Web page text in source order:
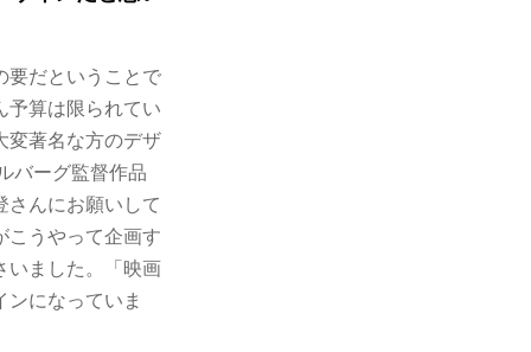
要だということで
予算は限られてい
変著名な方のデザ
バーグ監督作品
さんにお願いして
こうやって企画す
いました。「映画
になっていま